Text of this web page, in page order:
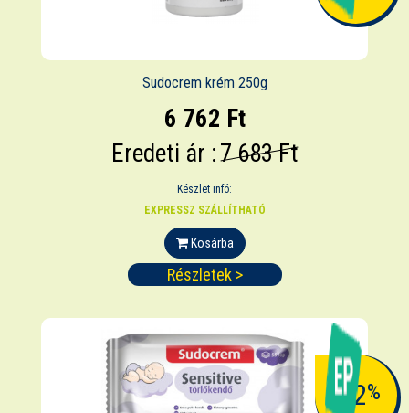
Sudocrem krém 250g
6 762 Ft
Eredeti ár :7 683 Ft
Készlet infó:
EXPRESSZ SZÁLLÍTHATÓ
Kosárba
Részletek >
-12%